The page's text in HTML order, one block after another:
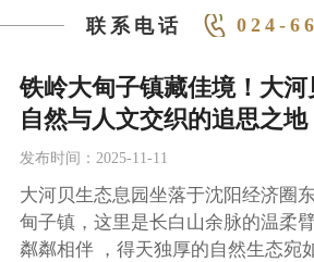
联系电话 024-
铁岭大甸子镇藏佳境！大河
自然与人文交织的追思之地
发布时间：2025-11-11
大河贝生态息园坐落于沈阳经济圈
甸子镇，这里是长白山余脉的温柔
粼粼相伴 ，得天独厚的自然生态宛